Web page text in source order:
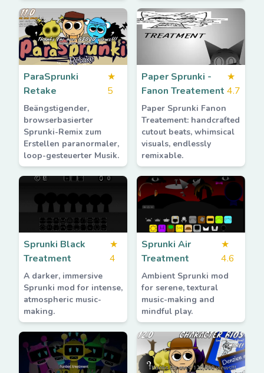
ParaSprunki
Retake
★
5
Beängstigender,
browserbasierter
Sprunki-Remix zum
Erstellen paranormaler,
loop-gesteuerter Musik.
Paper Sprunki -
Fanon Treatement
★
4.7
Paper Sprunki Fanon
Treatement: handcrafted
cutout beats, whimsical
visuals, endlessly
remixable.
Sprunki Black
Treatment
★
4
A darker, immersive
Sprunki mod for intense,
atmospheric music-
making.
Sprunki Air
Treatment
★
4.6
Ambient Sprunki mod
for serene, textural
music-making and
mindful play.